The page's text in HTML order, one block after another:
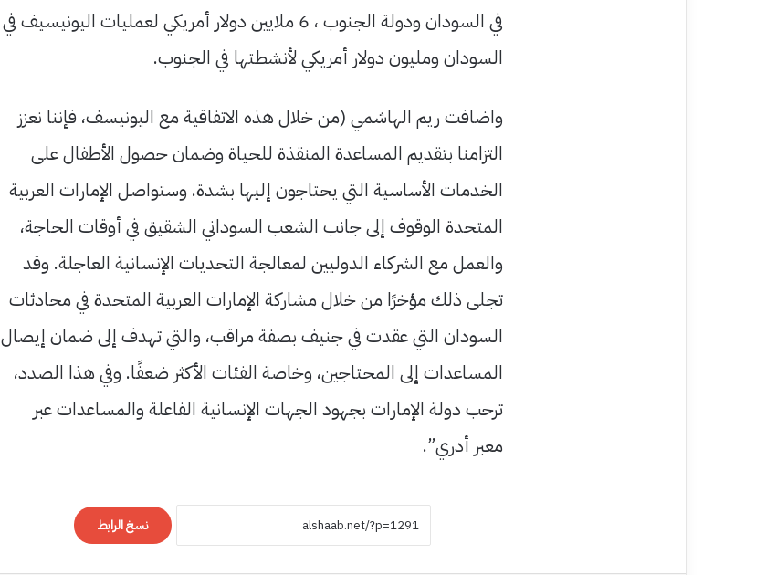
في السودان ودولة الجنوب ، 6 ملايين دولار أمريكي لعمليات اليونيسيف في
السودان ومليون دولار أمريكي لأنشطتها في الجنوب.
واضافت ريم الهاشمي (من خلال هذه الاتفاقية مع اليونيسف، فإننا نعزز
التزامنا بتقديم المساعدة المنقذة للحياة وضمان حصول الأطفال على
الخدمات الأساسية التي يحتاجون إليها بشدة. وستواصل الإمارات العربية
المتحدة الوقوف إلى جانب الشعب السوداني الشقيق في أوقات الحاجة،
والعمل مع الشركاء الدوليين لمعالجة التحديات الإنسانية العاجلة. وقد
تجلى ذلك مؤخرًا من خلال مشاركة الإمارات العربية المتحدة في محادثات
السودان التي عقدت في جنيف بصفة مراقب، والتي تهدف إلى ضمان إيصال
المساعدات إلى المحتاجين، وخاصة الفئات الأكثر ضعفًا. وفي هذا الصدد،
ترحب دولة الإمارات بجهود الجهات الإنسانية الفاعلة والمساعدات عبر
معبر أدري”.
نسخ الرابط